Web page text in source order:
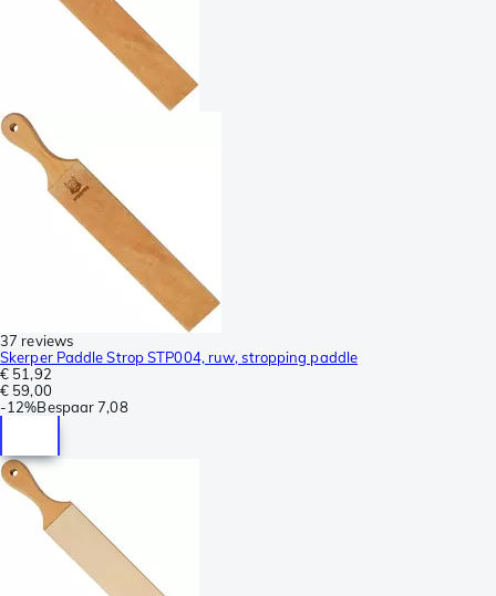
37 reviews
Skerper Paddle Strop STP004, ruw, stropping paddle
€ 51,92
€ 59,00
-12%Bespaar 7,08